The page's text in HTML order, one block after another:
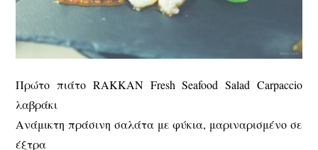
Πρώτο πιάτο RAKKAN Fresh Seafood Salad Carpaccio
λαβράκι
Ανάμικτη πράσινη σαλάτα με φύκια, μαριναρισμένο σε
έξτρα